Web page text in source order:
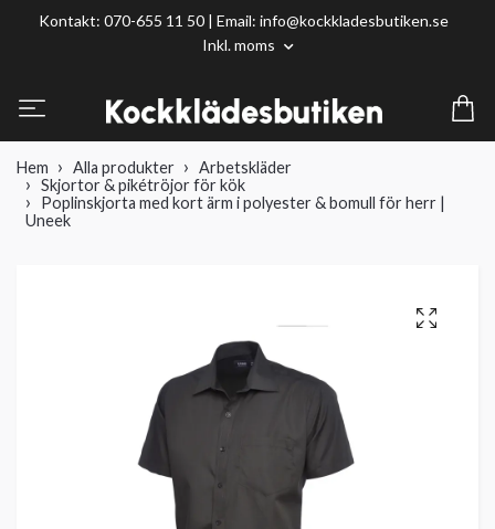
Kontakt: 070-655 11 50 | Email: info@kockkladesbutiken.se
Inkl. moms
Hem Alla produkter
Arbetskläder
Skjortor & pikétröjor för kök
Poplinskjorta med kort ärm i polyester & bomull för herr |
Uneek